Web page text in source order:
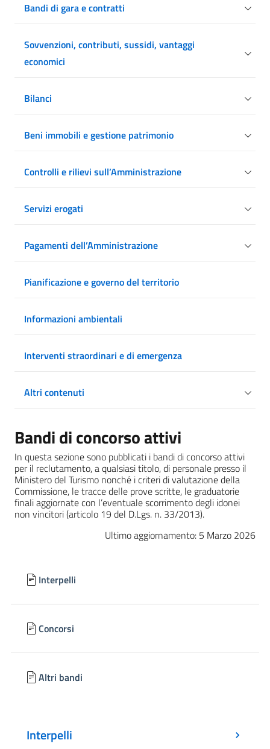
Bandi di gara e contratti
Sovvenzioni, contributi, sussidi, vantaggi
economici
Bilanci
Beni immobili e gestione patrimonio
Controlli e rilievi sull’Amministrazione
Servizi erogati
Pagamenti dell’Amministrazione
Pianificazione e governo del territorio
Informazioni ambientali
Interventi straordinari e di emergenza
Altri contenuti
Bandi di concorso attivi
In questa sezione sono pubblicati i bandi di concorso attivi
per il reclutamento, a qualsiasi titolo, di personale presso il
Ministero del Turismo nonché i criteri di valutazione della
Commissione, le tracce delle prove scritte, le graduatorie
finali aggiornate con l’eventuale scorrimento degli idonei
non vincitori (articolo 19 del D.Lgs. n. 33/2013).
Ultimo aggiornamento: 5 Marzo 2026
Interpelli
Concorsi
Altri bandi
Interpelli